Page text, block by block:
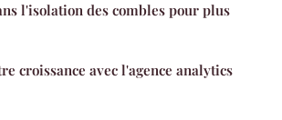
l'isolation des combles pour plus
croissance avec l'agence analytics